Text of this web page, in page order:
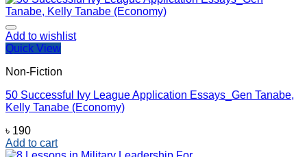
Add to wishlist
Quick View
Non-Fiction
50 Successful Ivy League Application Essays_Gen Tanabe,
‎Kelly Tanabe (Economy)
৳ 190
Add to cart